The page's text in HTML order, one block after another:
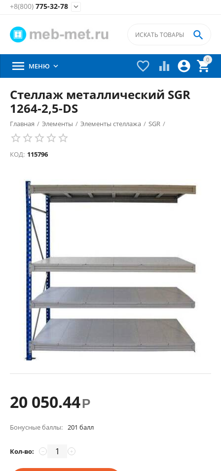
+8(800) 775-32-78 
0


 

 МЕНЮ 
Стеллаж металлический SGR
1264-2,5-DS
Главная / Элементы / Элементы стеллажа / SGR /
КОД: 115796
20 050.44Р
Бонусные баллы: 201 балл
Кол-во: +
−